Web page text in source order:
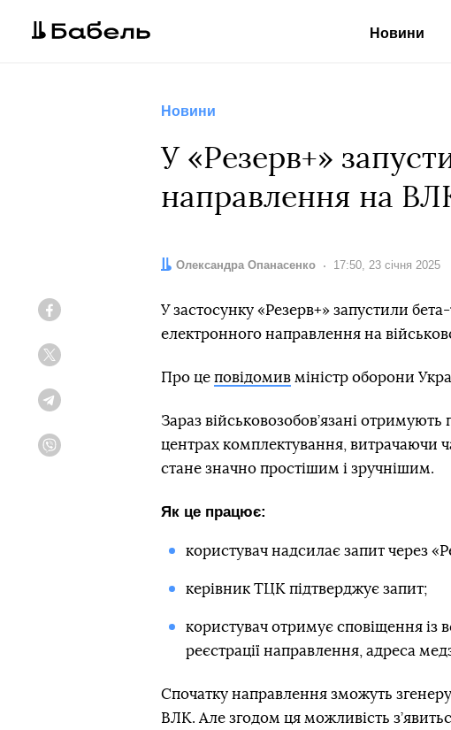
Новини
Новини
У «Резерв+»
направлення на
Автор:
Олександра Опанасенко Дата:
17:50, 23 січня 2025
У застосунку «Резерв+» запустили
електронного направлення на
Про це повідомив міністр оборони
Зараз військовозобов’язані
центрах комплектування, витрачаючи
стане значно простішим і зручнішим.
Як це працює:
користувач надсилає запит через
керівник ТЦК підтверджує запит;
користувач отримує сповіщення
реєстрації направлення, адреса
Спочатку направлення зможуть
ВЛК. Але згодом ця можливість